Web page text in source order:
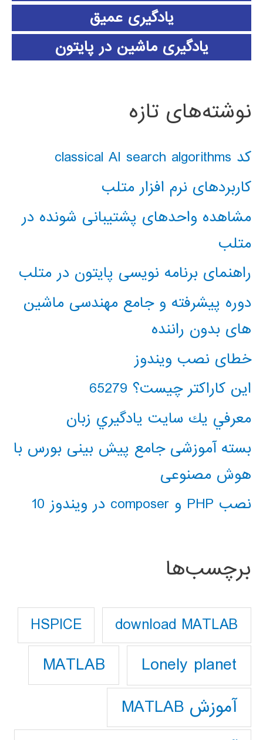
یادگیری عمیق
یادگیری ماشین در پایتون
نوشته‌های تازه
کد classical AI search algorithms
کاربردهای نرم افزار متلب
مشاهده واحدهای پشتیبانی شونده در
متلب
راهنمای برنامه نویسی پایتون در متلب
دوره پیشرفته و جامع مهندسی ماشین
های بدون راننده
خطای نصب ویندوز
این کاراکتر چیست؟ 65279
معرفي يك سايت يادگيري زبان
بسته آموزشی جامع پیش بینی بورس با
هوش مصنوعی
نصب PHP و composer در ویندوز 10
برچسب‌ها
download MATLAB
HSPICE
Lonely planet
MATLAB
آموزش MATLAB